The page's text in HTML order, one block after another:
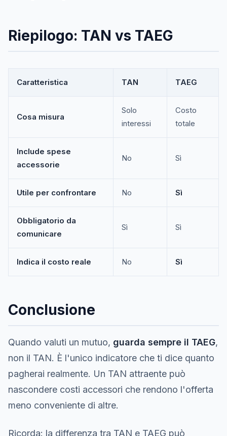
Riepilogo: TAN vs TAEG
Caratteristica TAN TAEG
Cosa misura
Solo
interessi
Costo
totale
Include spese
accessorie
No Sì
Utile per confrontare No Sì
Obbligatorio da
comunicare
Sì Sì
Indica il costo reale No Sì
Conclusione
Quando valuti un mutuo, guarda sempre il TAEG,
non il TAN. È l'unico indicatore che ti dice quanto
pagherai realmente. Un TAN attraente può
nascondere costi accessori che rendono l'offerta
meno conveniente di altre.
Ricorda: la differenza tra TAN e TAEG può